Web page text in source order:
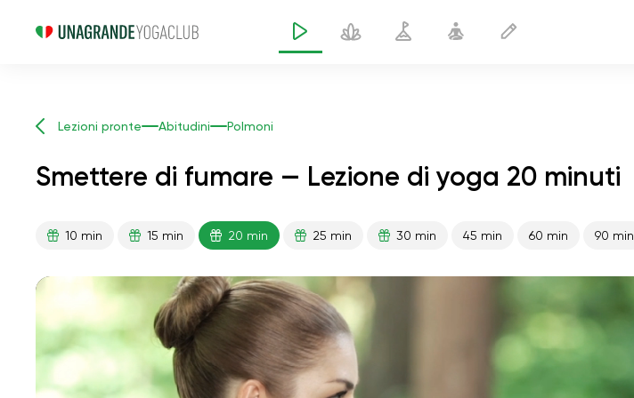
Lezioni pronte Abitudini Polmoni
Smettere di fumare — Lezione di yoga 20 minuti
10 min 15 min 20 min 25 min 30 min 45 min 60 min 90 min